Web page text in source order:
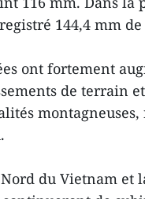
144,4 mm
ont fortement
de terrain
du Vietnam et